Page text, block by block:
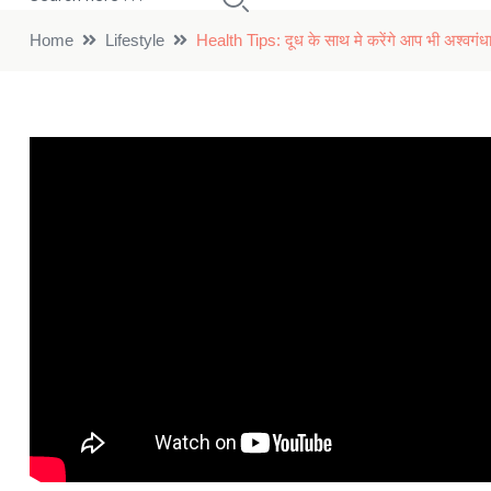
Home Lifestyle Health Tips: दूध के साथ मे करेंगे आप भी